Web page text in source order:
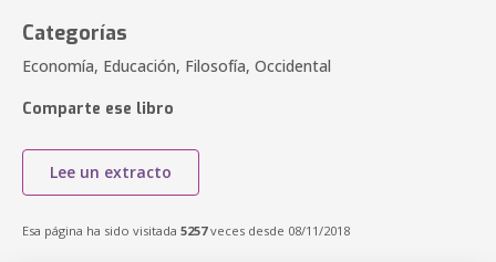
Categorías
Economía, Educación, Filosofía, Occidental
Comparte ese libro
Lee un extracto
Esa página ha sido visitada 5257veces desde 08/11/2018